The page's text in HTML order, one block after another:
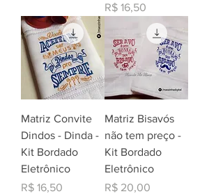
Preço
R$ 16,50
Matriz Convite
Dindos - Dinda -
Kit Bordado
Eletrônico
Preço
R$ 16,50
Matriz Bisavós
não tem preço -
Kit Bordado
Eletrônico
Preço
R$ 20,00